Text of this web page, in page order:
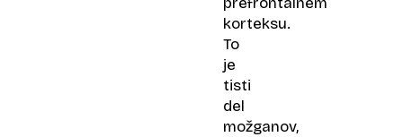
korteksu.
To
je
tisti
del
možganov,